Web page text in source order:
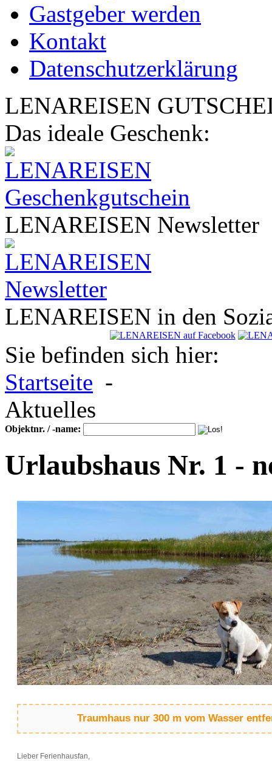
Gastgeber werden
Kontakt
Datenschutzerklärung
LENAREISEN
Das ideale Geschenk:
LENAREISEN Newsletter
LENAREISEN in den
Sie befinden sich hier:
Startseite -
Aktuelles
Objektnr. / -name:
Urlaubshaus Nr. 1 -
Traumhaus nur 300 m vom Wasser
Lieber Ferienhausfan,